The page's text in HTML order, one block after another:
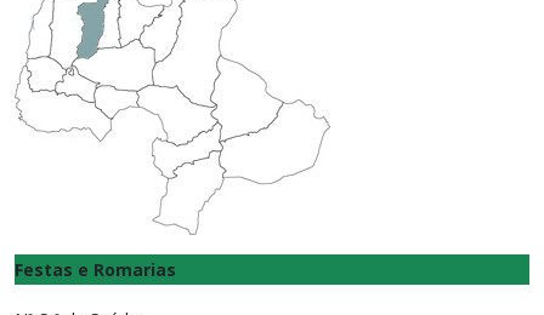
Festas e Romarias